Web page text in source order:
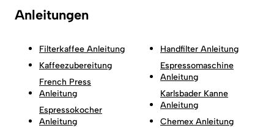
Anleitungen
Filterkaffee Anleitung
Kaffeezubereitung
French Press
Anleitung
Espressokocher
Anleitung
Handfilter Anleitung
Espressomaschine
Anleitung
Karlsbader Kanne
Anleitung
Chemex Anleitung